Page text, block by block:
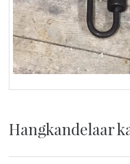
Hangkandelaar